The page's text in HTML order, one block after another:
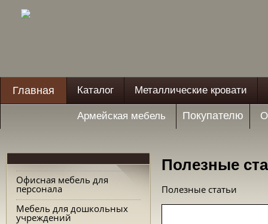
Главная Каталог Металлические кровати
Армейская мебель Покупателю
Офисная мебель для
персонала
Мебель для дошкольных
учреждений
Полезные
Полезные статьи